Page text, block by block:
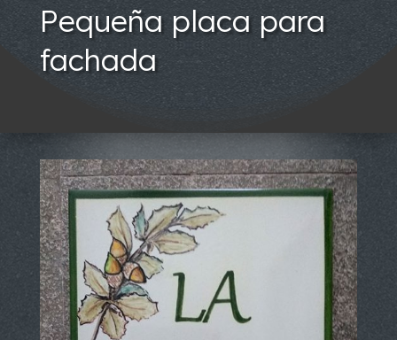
Pequeña placa para
fachada